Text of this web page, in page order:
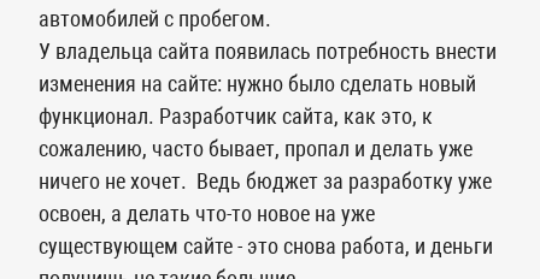
автомобилей с пробегом.
У владельца сайта появилась потребность внести
изменения на сайте: нужно было сделать новый
функционал. Разработчик сайта, как это, к
сожалению, часто бывает, пропал и делать уже
ничего не хочет. Ведь бюджет за разработку уже
освоен, а делать что-то новое на уже
существующем сайте - это снова работа, и деньги